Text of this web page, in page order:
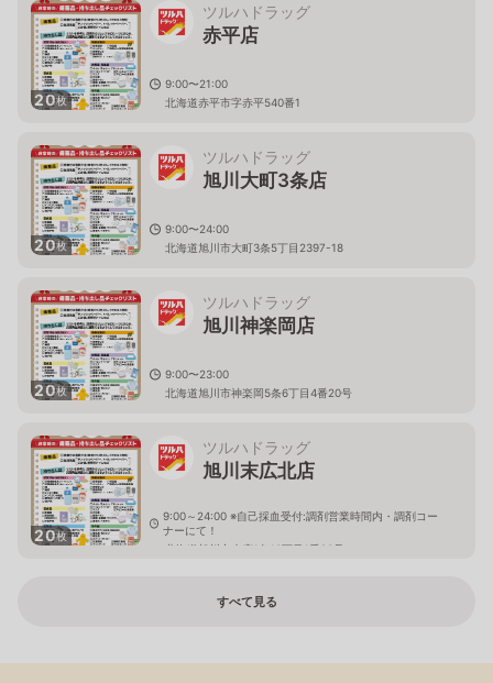
20枚
ツルハドラッグ
赤平店
9:00〜21:00
北海道赤平市字赤平540番1
20枚
ツルハドラッグ
旭川大町3条店
9:00〜24:00
北海道旭川市大町3条5丁目2397-18
20枚
ツルハドラッグ
旭川神楽岡店
9:00〜23:00
北海道旭川市神楽岡5条6丁目4番20号
20枚
ツルハドラッグ
旭川末広北店
9:00～24:00 ※自己採血受付:調剤営業時間内・調剤コー
ナーにて！
北海道旭川市末広1条10丁目1番20号
すべて見る